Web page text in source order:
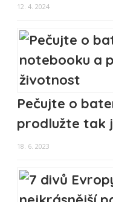
12. 4. 2024
Pečujte o
prodlužte tak
18. 6. 2023